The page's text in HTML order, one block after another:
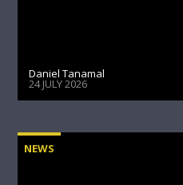
Daniel Tanamal
24 JULY 2026
NEWS